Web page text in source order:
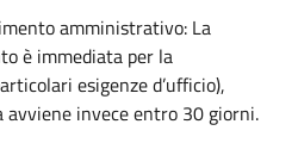
amministrativo: La
è immediata per la
esigenze d’ufficio),
invece entro 30 giorni.